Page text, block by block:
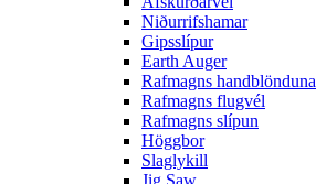
Niðurrifshamar
Gipsslípur
Earth Auger
Rafmagns
Rafmagns flugvél
Rafmagns slípun
Höggbor
Slaglykill
Jig Saw